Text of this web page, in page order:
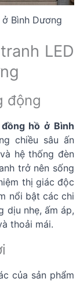
Bình Dương
LED
động
hồ ở Bình
chiều sâu ấn
hệ thống đèn
trở nên sống
thị giác độc
nổi bật các chi
dịu nhẹ, ấm áp,
thoải mái.
của sản phẩm